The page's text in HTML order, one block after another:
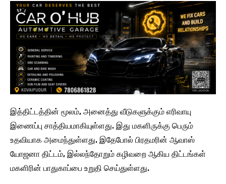
இத்திட்டத்தின் மூலம், அனைத்து வீடுகளுக்கும் எரிவாயு
இணைப்பு சாத்தியமாகியுள்ளது. இது மகளிருக்கு பெரும்
உதவியாக அமைந்துள்ளது. இதேபோல் பிரதமரின் ஆவாஸ்
யோஜனா திட்டம், இல்லந்தோறும் கழிவறை ஆகிய திட்டங்கள்
மகளிரின் பாதுகாப்பை உறுதி செய்துள்ளது.